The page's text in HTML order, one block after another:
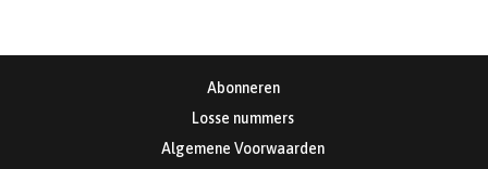
Abonneren
Losse nummers
Algemene Voorwaarden